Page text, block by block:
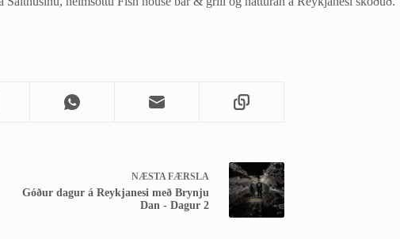
NÆSTA FÆRSLA
Góður dagur á Reykjanesi með Brynju
Dan - Dagur 2